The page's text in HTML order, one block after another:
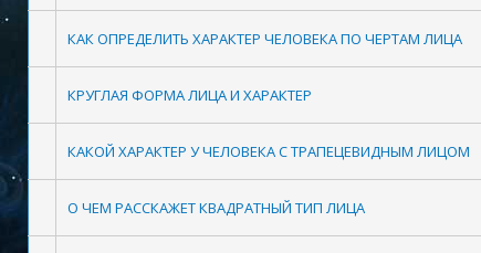
КАК ОПРЕДЕЛИТЬ ХАРАКТЕР ЧЕЛОВЕКА ПО ЧЕРТАМ ЛИЦА
КРУГЛАЯ ФОРМА ЛИЦА И ХАРАКТЕР
КАКОЙ ХАРАКТЕР У ЧЕЛОВЕКА С ТРАПЕЦЕВИДНЫМ ЛИЦОМ
О ЧЕМ РАССКАЖЕТ КВАДРАТНЫЙ ТИП ЛИЦА